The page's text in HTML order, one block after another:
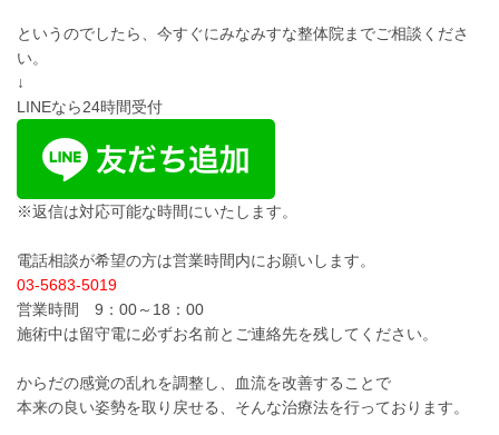
というのでしたら、今すぐにみなみすな整体院までご相談くださ
い。
↓
LINEなら24時間受付
※返信は対応可能な時間にいたします。
電話相談が希望の方は営業時間内にお願いします。
03-5683-5019
営業時間 9：00～18：00
施術中は留守電に必ずお名前とご連絡先を残してください。
からだの感覚の乱れを調整し、血流を改善することで
本来の良い姿勢を取り戻せる、そんな治療法を行っております。